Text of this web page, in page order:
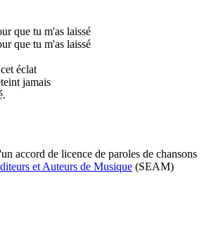
que tu m'as laissé
que tu m'as laissé
éclat
jamais
accord de licence de paroles de chansons
et Auteurs de Musique (SEAM)